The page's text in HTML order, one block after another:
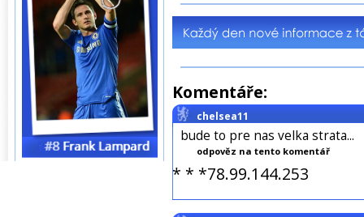
Komentáře:
chelsea11
bude to pre nas velka strata...
odpověz na tento komentář
* * *78.99.144.253